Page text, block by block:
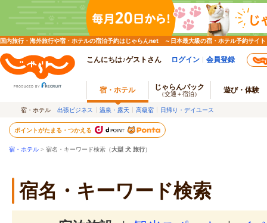
国内旅行・海外旅行や宿・ホテルの宿泊予約はじゃらんnet ～日本最大級の宿・ホテル予約サイト
こんにちは♪ゲストさん ログイン 会員登録
宿・ホテル じゃらんパック
（交通＋宿泊） 遊び・体験
宿・ホテル 出張ビジネス 温泉・露天 高級宿 日帰り・デイユース
ポイントがたまる・つかえる
宿・ホテル > 宿名・キーワード検索（大型 犬 旅行）
宿名・キーワード検索